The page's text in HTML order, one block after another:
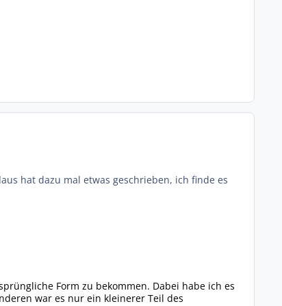
hat dazu mal etwas geschrieben, ich finde es
Form zu bekommen. Dabei habe ich es
war es nur ein kleinerer Teil des